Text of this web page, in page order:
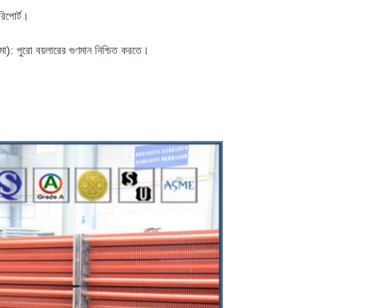
পুরো বয়লারের গুণমান নিশ্চিত করতে।